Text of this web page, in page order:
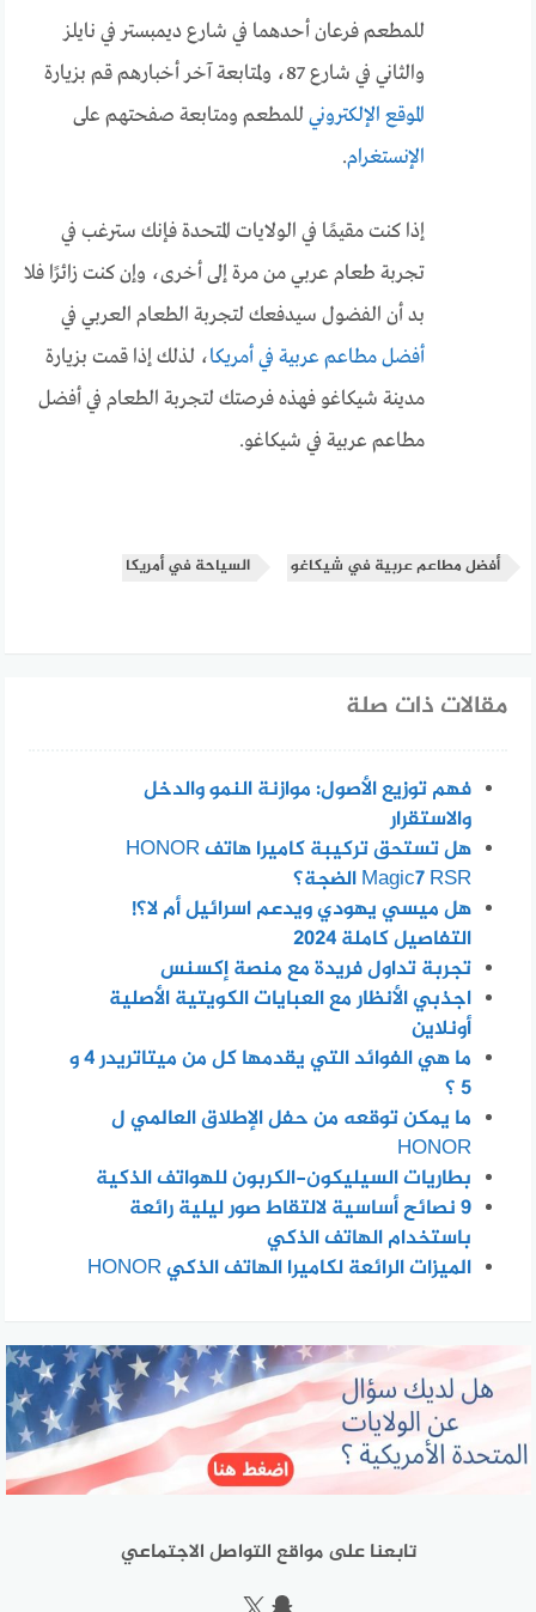
للمطعم فرعان أحدهما في شارع ديمبستر في نايلز
والثاني في شارع 87، ولمتابعة آخر أخبارهم قم بزيارة
الموقع الإلكترونيللمطعم ومتابعة صفحتهم على
الإنستغرام.
إذا كنت مقيمًا في الولايات المتحدة فإنك سترغب في
تجربة طعام عربي من مرة إلى أخرى، وإن كنت زائرًا فلا
بد أن الفضول سيدفعك لتجربة الطعام العربي في
أفضل مطاعم عربية في أمريكا، لذلك إذا قمت بزيارة
مدينة شيكاغو فهذه فرصتك لتجربة الطعام في أفضل
مطاعم عربية في شيكاغو.
أفضل مطاعم عربية في شيكاغو السياحة في أمريكا
مقالات ذات صلة
فهم توزيع الأصول: موازنة النمو والدخل
والاستقرار
هل تستحق تركيبة كاميرا هاتف HONOR
Magic7 RSR الضجة؟
هل ميسي يهودي ويدعم اسرائيل أم لا؟!
التفاصيل كاملة 2024
تجربة تداول فريدة مع منصة إكسنس
اجذبي الأنظار مع العبايات الكويتية الأصلية
أونلاين
ما هي الفوائد التي يقدمها كل من ميتاتريدر 4 و
5 ؟
ما يمكن توقعه من حفل الإطلاق العالمي ل
HONOR
بطاريات السيليكون-الكربون للهواتف الذكية
٩ نصائح أساسية لالتقاط صور ليلية رائعة
باستخدام الهاتف الذكي
الميزات الرائعة لكاميرا الهاتف الذكي HONOR
تابعنا على مواقع التواصل الاجتماعي